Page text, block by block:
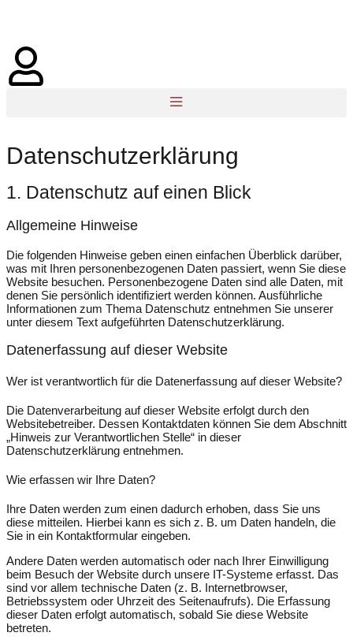
Datenschutzerklärung
1. Datenschutz auf einen Blick
Allgemeine Hinweise
Die folgenden Hinweise geben einen einfachen Überblick darüber,
was mit Ihren personenbezogenen Daten passiert, wenn Sie diese
Website besuchen. Personenbezogene Daten sind alle Daten, mit
denen Sie persönlich identifiziert werden können. Ausführliche
Informationen zum Thema Datenschutz entnehmen Sie unserer
unter diesem Text aufgeführten Datenschutzerklärung.
Datenerfassung auf dieser Website
Wer ist verantwortlich für die Datenerfassung auf dieser Website?
Die Datenverarbeitung auf dieser Website erfolgt durch den
Websitebetreiber. Dessen Kontaktdaten können Sie dem Abschnitt
„Hinweis zur Verantwortlichen Stelle“ in dieser
Datenschutzerklärung entnehmen.
Wie erfassen wir Ihre Daten?
Ihre Daten werden zum einen dadurch erhoben, dass Sie uns
diese mitteilen. Hierbei kann es sich z. B. um Daten handeln, die
Sie in ein Kontaktformular eingeben.
Andere Daten werden automatisch oder nach Ihrer Einwilligung
beim Besuch der Website durch unsere IT-Systeme erfasst. Das
sind vor allem technische Daten (z. B. Internetbrowser,
Betriebssystem oder Uhrzeit des Seitenaufrufs). Die Erfassung
dieser Daten erfolgt automatisch, sobald Sie diese Website
betreten.